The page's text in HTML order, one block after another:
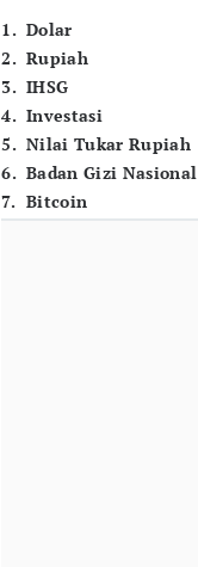
1. Dolar
2. Rupiah
3. IHSG
4. Investasi
5. Nilai Tukar Rupiah
6. Badan Gizi Nasional
7. Bitcoin